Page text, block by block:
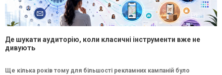
Де шукати аудиторію, коли класичні інструменти вже не
дивують
Ще кілька років тому для більшості рекламних кампаній було